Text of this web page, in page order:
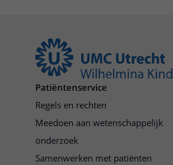
Patiëntenservice
Regels en rechten
Meedoen aan wetenschappelijk
onderzoek
Samenwerken met patiënten